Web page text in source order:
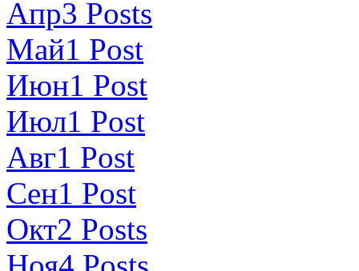
Апр3 Posts
Май1 Post
Июн1 Post
Июл1 Post
Авг1 Post
Сен1 Post
Окт2 Posts